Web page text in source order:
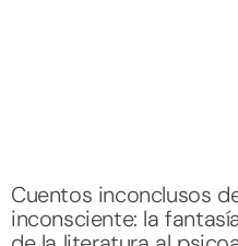
Cuentos inconclusos
inconsciente: la